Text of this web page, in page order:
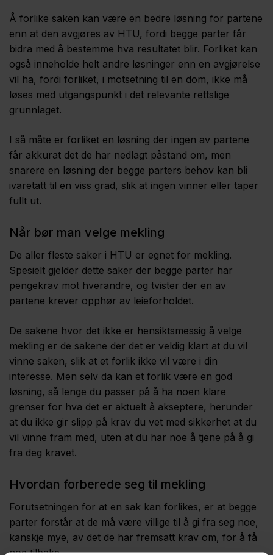
Å forlike saken kan være en bedre løsning for partene
enn at den avgjøres av HTU, fordi begge parter får
bidra med å bestemme hva resultatet blir. Forliket kan
også inneholde helt andre løsninger enn en avgjørelse
vil ha, fordi forliket, i motsetning til en dom, ikke må
løses med utgangspunkt i det relevante rettslige
grunnlaget.
I så måte er forliket en løsning der ingen av partene
får akkurat det de har nedlagt påstand om, men
snarere en løsning der begge parters behov kan bli
ivaretatt til en viss grad, slik at ingen vinner eller taper
fullt ut.
Når bør man velge mekling
De aller fleste saker i HTU er egnet for mekling.
Spesielt gjelder dette saker der begge parter har
pengekrav mot hverandre, og tvister der en av
partene krever opphør av leieforholdet.
De sakene hvor det ikke er hensiktsmessig å velge
mekling er de sakene der det er veldig klart at du vil
vinne saken, slik at et forlik ikke vil være i din
interesse. Men selv da kan et forlik være en god
løsning, så lenge du passer på å ha noen klare
grenser for hva det er aktuelt å akseptere, herunder
at du ikke gir slipp på krav du vet med sikkerhet at du
vil vinne fram med, uten at du har noe å tjene på å gi
fra deg kravet.
Hvordan forberede seg til mekling
Forutsetningen for at en sak kan forlikes, er at begge
parter forstår at de må være villige til å gi fra seg noe,
kanskje mye, av det de har fremsatt krav om, for å få
noe tilbake.